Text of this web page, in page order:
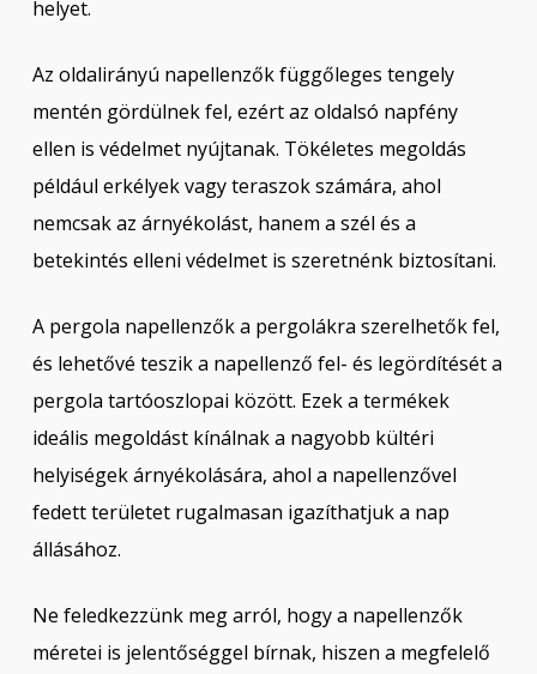
helyet.
Az oldalirányú napellenzők függőleges tengely
mentén gördülnek fel, ezért az oldalsó napfény
ellen is védelmet nyújtanak. Tökéletes megoldás
például erkélyek vagy teraszok számára, ahol
nemcsak az árnyékolást, hanem a szél és a
betekintés elleni védelmet is szeretnénk biztosítani.
A pergola napellenzők a pergolákra szerelhetők fel,
és lehetővé teszik a napellenző fel- és legördítését a
pergola tartóoszlopai között. Ezek a termékek
ideális megoldást kínálnak a nagyobb kültéri
helyiségek árnyékolására, ahol a napellenzővel
fedett területet rugalmasan igazíthatjuk a nap
állásához.
Ne feledkezzünk meg arról, hogy a napellenzők
méretei is jelentőséggel bírnak, hiszen a megfelelő